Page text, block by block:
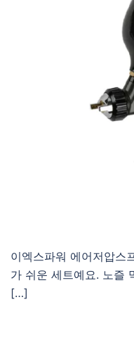
이엑스파워 에어저압스
가 쉬운 세트예요. 노즐
[…]